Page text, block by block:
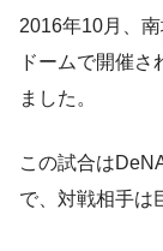
2016年10月、
ドームで開催
ました。
この試合は
で、対戦相手は